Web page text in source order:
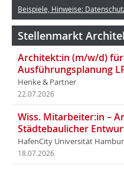
Beispiele, Hinweise:
Stellenmarkt
Architekt:in (m/w/d)
Ausführungsplanung
Henke & Partner
22.07.2026
Wiss. Mitarbeiter:in –
Städtebaulicher
HafenCity Universität
18.07.2026